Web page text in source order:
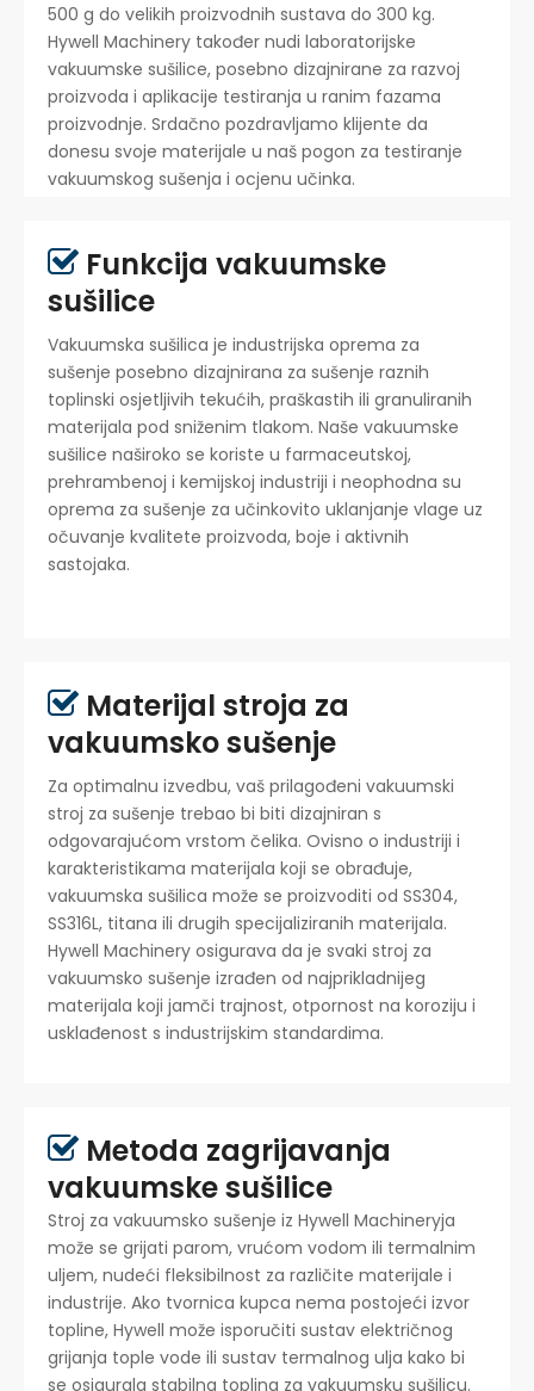
500 g do velikih proizvodnih sustava do 300 kg.
Hywell Machinery također nudi laboratorijske
vakuumske sušilice, posebno dizajnirane za razvoj
proizvoda i aplikacije testiranja u ranim fazama
proizvodnje. Srdačno pozdravljamo klijente da
donesu svoje materijale u naš pogon za testiranje
vakuumskog sušenja i ocjenu učinka.
 Funkcija vakuumske
sušilice
Vakuumska sušilica je industrijska oprema za
sušenje posebno dizajnirana za sušenje raznih
toplinski osjetljivih tekućih, praškastih ili granuliranih
materijala pod sniženim tlakom. Naše vakuumske
sušilice naširoko se koriste u farmaceutskoj,
prehrambenoj i kemijskoj industriji i neophodna su
oprema za sušenje za učinkovito uklanjanje vlage uz
očuvanje kvalitete proizvoda, boje i aktivnih
sastojaka.
 Materijal stroja za
vakuumsko sušenje
Za optimalnu izvedbu, vaš prilagođeni vakuumski
stroj za sušenje trebao bi biti dizajniran s
odgovarajućom vrstom čelika. Ovisno o industriji i
karakteristikama materijala koji se obrađuje,
vakuumska sušilica može se proizvoditi od SS304,
SS316L, titana ili drugih specijaliziranih materijala.
Hywell Machinery osigurava da je svaki stroj za
vakuumsko sušenje izrađen od najprikladnijeg
materijala koji jamči trajnost, otpornost na koroziju i
usklađenost s industrijskim standardima.
 Metoda zagrijavanja
vakuumske sušilice
Stroj za vakuumsko sušenje iz Hywell Machineryja
može se grijati parom, vrućom vodom ili termalnim
uljem, nudeći fleksibilnost za različite materijale i
industrije. Ako tvornica kupca nema postojeći izvor
topline, Hywell može isporučiti sustav električnog
grijanja tople vode ili sustav termalnog ulja kako bi
se osigurala stabilna toplina za vakuumsku sušilicu.